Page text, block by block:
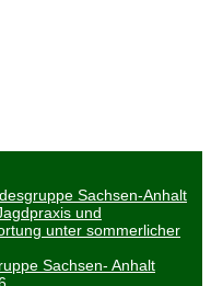
Sachsen-Anhalt
und
unter sommerlicher
Sachsen- Anhalt